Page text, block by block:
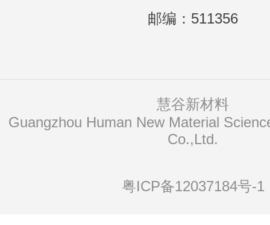
邮编：511356
慧谷新材料
Co.,Ltd.
粤ICP备12037184号-1